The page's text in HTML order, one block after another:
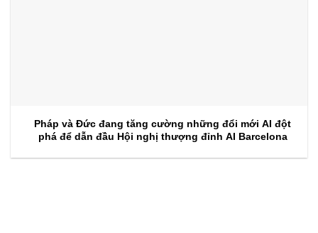
Pháp và Đức đang tăng cường những đổi mới AI đột
phá để dẫn đầu Hội nghị thượng đỉnh AI Barcelona